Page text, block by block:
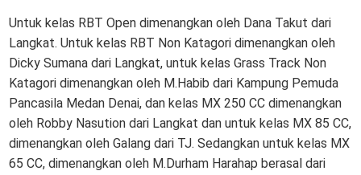
Untuk kelas RBT Open dimenangkan oleh Dana Takut dari
Langkat. Untuk kelas RBT Non Katagori dimenangkan oleh
Dicky Sumana dari Langkat, untuk kelas Grass Track Non
Katagori dimenangkan oleh M.Habib dari Kampung Pemuda
Pancasila Medan Denai, dan kelas MX 250 CC dimenangkan
oleh Robby Nasution dari Langkat dan untuk kelas MX 85 CC,
dimenangkan oleh Galang dari TJ. Sedangkan untuk kelas MX
65 CC, dimenangkan oleh M.Durham Harahap berasal dari